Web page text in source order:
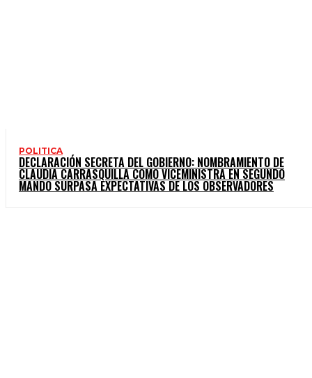
POLITICA
DECLARACIÓN SECRETA DEL GOBIERNO: NOMBRAMIENTO DE
CLAUDIA CARRASQUILLA COMO VICEMINISTRA EN SEGUNDO
MANDO SURPASA EXPECTATIVAS DE LOS OBSERVADORES